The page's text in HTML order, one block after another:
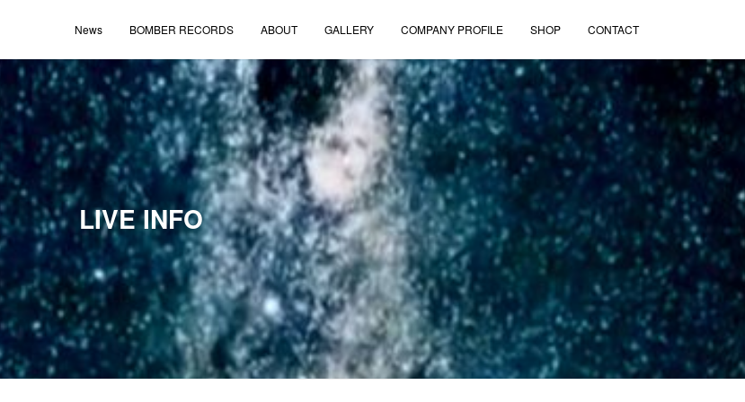
News BOMBER RECORDS ABOUT GALLERY COMPANY PROFILE SHOP CONTACT
LIVE INFO